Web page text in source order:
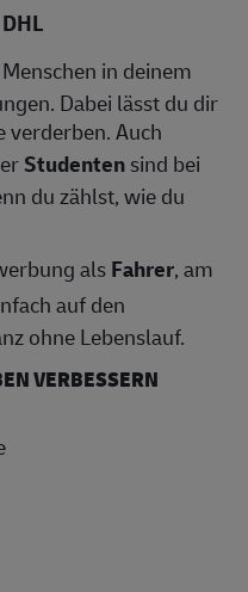
in deinem
Dabei lässt du dir
verderben. Auch
Studentensind bei
du zählst, wie du
alsFahrer, am
auf den
ohne Lebenslauf.
VERBESSERN